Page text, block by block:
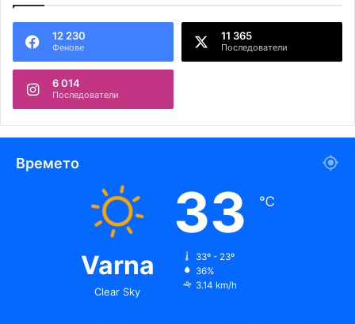
12 230
Фенове
11 365
Последователи
6 014
Последователи
Времето
Varna
Clear Sky
33 ℃
33º - 23º
36%
3.14 km/h